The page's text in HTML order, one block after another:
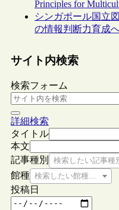
Principles for
シンガポール国立
の情報判断力育成
サイト内検索
検索フォーム
詳細検索
タイトル
本文
記事種別
検索したい記事種
館種 検索したい館種を選択し
投稿日